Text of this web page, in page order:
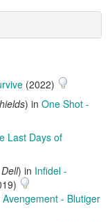
(2022)
) in One Shot -
Last Days of
) in Infidel -
Avengement - Blutiger